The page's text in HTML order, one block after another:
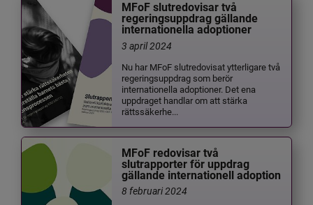
MFoF slutredovisar två
regeringsuppdrag gällande
internationella adoptioner
3 april 2024
Nu har MFoF slutredovisat ytterligare två
regeringsuppdrag som berör
internationella adoptioner. Det ena
uppdraget handlar om att stärka
rättssäkerhe...
MFoF redovisar två
slutrapporter för uppdrag
gällande internationell adoption
8 februari 2024